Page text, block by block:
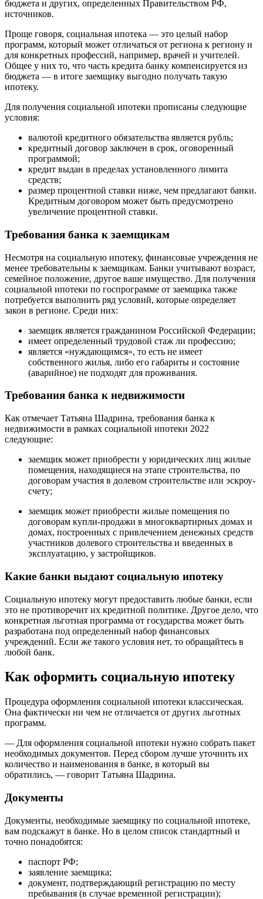
бюджета и других, определенных Правительством РФ,
источников.
Проще говоря, социальная ипотека — это целый набор
программ, который может отличаться от региона к региону и
для конкретных профессий, например, врачей и учителей.
Общее у них то, что часть кредита банку компенсируется из
бюджета — в итоге заемщику выгодно получать такую
ипотеку.
Для получения социальной ипотеки прописаны следующие
условия:
валютой кредитного обязательства является рубль;
кредитный договор заключен в срок, оговоренный
программой;
кредит выдан в пределах установленного лимита
средств;
размер процентной ставки ниже, чем предлагают банки.
Кредитным договором может быть предусмотрено
увеличение процентной ставки.
Требования банка к заемщикам
Несмотря на социальную ипотеку, финансовые учреждения не
менее требовательны к заемщикам. Банки учитывают возраст,
семейное положение, другое ваше имущество. Для получения
социальной ипотеки по госпрограмме от заемщика также
потребуется выполнить ряд условий, которые определяет
закон в регионе. Среди них:
заемщик является гражданином Российской Федерации;
имеет определенный трудовой стаж ли профессию;
является «нуждающимся», то есть не имеет
собственного жилья, либо его габариты и состояние
(аварийное) не подходят для проживания.
Требования банка к недвижимости
Как отмечает Татьяна Шадрина, требования банка к
недвижимости в рамках социальной ипотеки 2022
следующие:
заемщик может приобрести у юридических лиц жилые
помещения, находящиеся на этапе строительства, по
договорам участия в долевом строительстве или эскроу-
счету;
заемщик может приобрести жилые помещения по
договорам купли-продажи в многоквартирных домах и
домах, построенных с привлечением денежных средств
участников долевого строительства и введенных в
эксплуатацию, у застройщиков.
Какие банки выдают социальную ипотеку
Социальную ипотеку могут предоставить любые банки, если
это не противоречит их кредитной политике. Другое дело, что
конкретная льготная программа от государства может быть
разработана под определенный набор финансовых
учреждений. Если же такого условия нет, то обращайтесь в
любой банк.
Как оформить социальную ипотеку
Процедура оформления социальной ипотеки классическая.
Она фактически ни чем не отличается от других льготных
программ.
— Для оформления социальной ипотеки нужно собрать пакет
необходимых документов. Перед сбором лучше уточнить их
количество и наименования в банке, в который вы
обратились, — говорит Татьяна Шадрина.
Документы
Документы, необходимые заемщику по социальной ипотеке,
вам подскажут в банке. Но в целом список стандартный и
точно понадобятся:
паспорт РФ;
заявление заемщика;
документ, подтверждающий регистрацию по месту
пребывания (в случае временной регистрации);